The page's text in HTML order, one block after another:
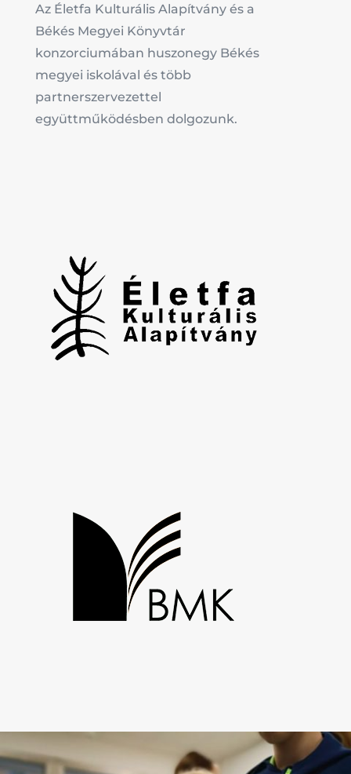
Az Életfa Kulturális Alapítvány és a
Békés Megyei Könyvtár
konzorciumában huszonegy Békés
megyei iskolával és több
partnerszervezettel
együttműködésben dolgozunk.